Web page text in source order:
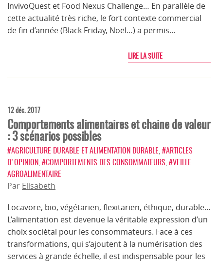
InvivoQuest et Food Nexus Challenge… En parallèle de
cette actualité très riche, le fort contexte commercial
de fin d’année (Black Friday, Noël…) a permis…
LIRE LA SUITE
12 déc. 2017
Comportements alimentaires et chaine de valeur
: 3 scénarios possibles
#AGRICULTURE DURABLE ET ALIMENTATION DURABLE #ARTICLES
D'OPINION #COMPORTEMENTS DES CONSOMMATEURS #VEILLE
AGROALIMENTAIRE
Par Elisabeth
Locavore, bio, végétarien, flexitarien, éthique, durable…
L’alimentation est devenue la véritable expression d’un
choix sociétal pour les consommateurs. Face à ces
transformations, qui s’ajoutent à la numérisation des
services à grande échelle, il est indispensable pour les